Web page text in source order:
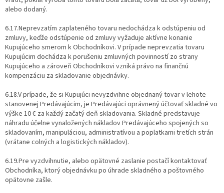
alebo dodaný.
6.17.Neprevzatím zaplateného tovaru nedochádza k odstúpeniu od
zmluvy, keďže odstúpenie od zmluvy vyžaduje aktívne konanie
Kupujúceho smerom k Obchodníkovi. V prípade neprevzatia tovaru
Kupujúcim dochádza k porušeniu zmluvných povinností zo strany
Kupujúceho a zároveň Obchodníkovi vzniká právo na finančnú
kompenzáciu za skladovanie objednávky.
6.18.V prípade, že si Kupujúci nevyzdvihne objednaný tovar v lehote
stanovenej Predávajúcim, je Predávajúci oprávnený účtovať skladné vo
výške 10 € za každý začatý deň skladovania. Skladné predstavuje
náhradu účelne vynaložených nákladov Predávajúceho spojených so
skladovaním, manipuláciou, administratívou a poplatkami tretích strán
(vrátane colných a logistických nákladov).
6.19.Pre vyzdvihnutie, alebo opätovné zaslanie postačí kontaktovať
Obchodníka, ktorý objednávku po úhrade skladného a poštovného
opätovne zašle.